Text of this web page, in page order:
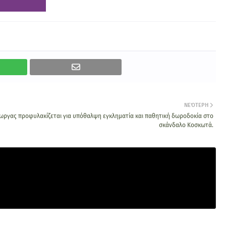
ΝΕΌΤΕΡΗ
προφυλακίζεται για υπόθαλψη εγκληματία και παθητική δωροδοκία στο
σκάνδαλο Κοσκωτά.